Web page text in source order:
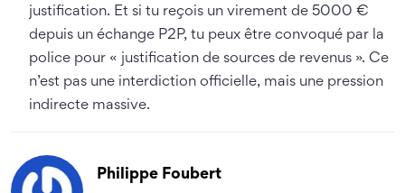
justification. Et si tu reçois un virement de 5000 €
depuis un échange P2P, tu peux être convoqué par la
police pour « justification de sources de revenus ». Ce
n’est pas une interdiction officielle, mais une pression
indirecte massive.
Philippe Foubert